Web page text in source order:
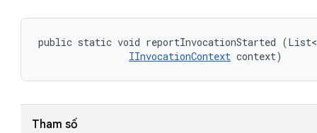
public static void reportInvocationStarted (List<
IInvocationContext context)
Tham số